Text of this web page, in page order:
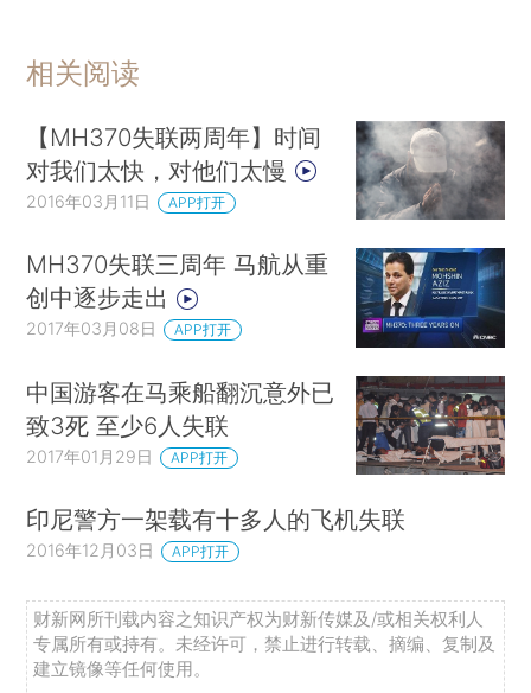
相关阅读
【MH370失联两周年】时间
对我们太快，对他们太慢
2016年03月11日 APP打开
MH370失联三周年 马航从重
创中逐步走出
2017年03月08日 APP打开
中国游客在马乘船翻沉意外已
致3死 至少6人失联
2017年01月29日 APP打开
印尼警方一架载有十多人的飞机失联
2016年12月03日 APP打开
财新网所刊载内容之知识产权为财新传媒及/或相关权利人
专属所有或持有。未经许可，禁止进行转载、摘编、复制及
建立镜像等任何使用。